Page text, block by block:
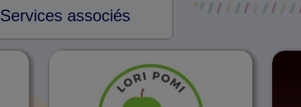
Services associés